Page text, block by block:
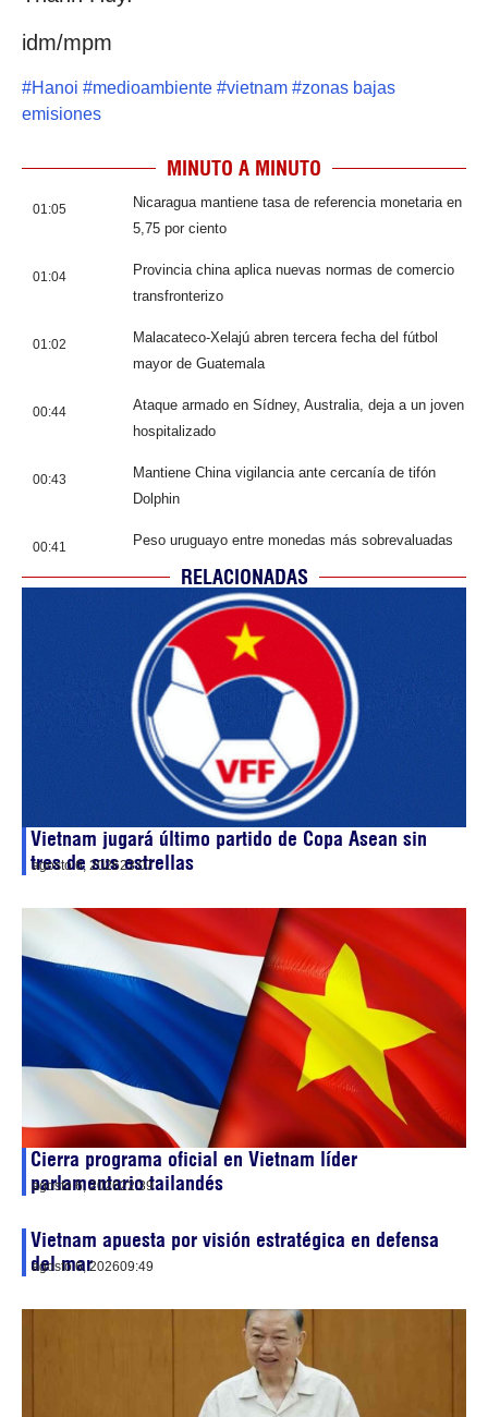
idm/mpm
#Hanoi #medioambiente #vietnam #zonas bajas
emisiones
MINUTO A MINUTO
01:05
Nicaragua mantiene tasa de referencia monetaria en
5,75 por ciento
01:04
Provincia china aplica nuevas normas de comercio
transfronterizo
01:02
Malacateco-Xelajú abren tercera fecha del fútbol
mayor de Guatemala
00:44
Ataque armado en Sídney, Australia, deja a un joven
hospitalizado
00:43
Mantiene China vigilancia ante cercanía de tifón
Dolphin
00:41 Peso uruguayo entre monedas más sobrevaluadas
RELACIONADAS
Vietnam jugará último partido de Copa Asean sin
tres de sus estrellas
agosto 6, 202623:07
Cierra programa oficial en Vietnam líder
parlamentario tailandés
agosto 6, 202622:39
Vietnam apuesta por visión estratégica en defensa
del mar
agosto 6, 202609:49